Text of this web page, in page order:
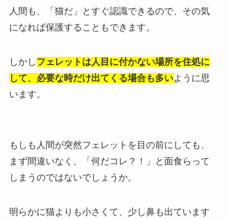
人間も、「猫だ」とすぐ認識できるので、その気
になれば保護することもできます。
しかし フェレットは人目に付かない場所を住処に
して、必要な時だけ出てくる場合も多いように思
います。
もしも人間が突然フェレットを目の前にしても、
まず間違いなく、「何だコレ？！」と面食らって
しまうのではないでしょうか。
明らかに猫よりも小さくて、少し鼻も出ています